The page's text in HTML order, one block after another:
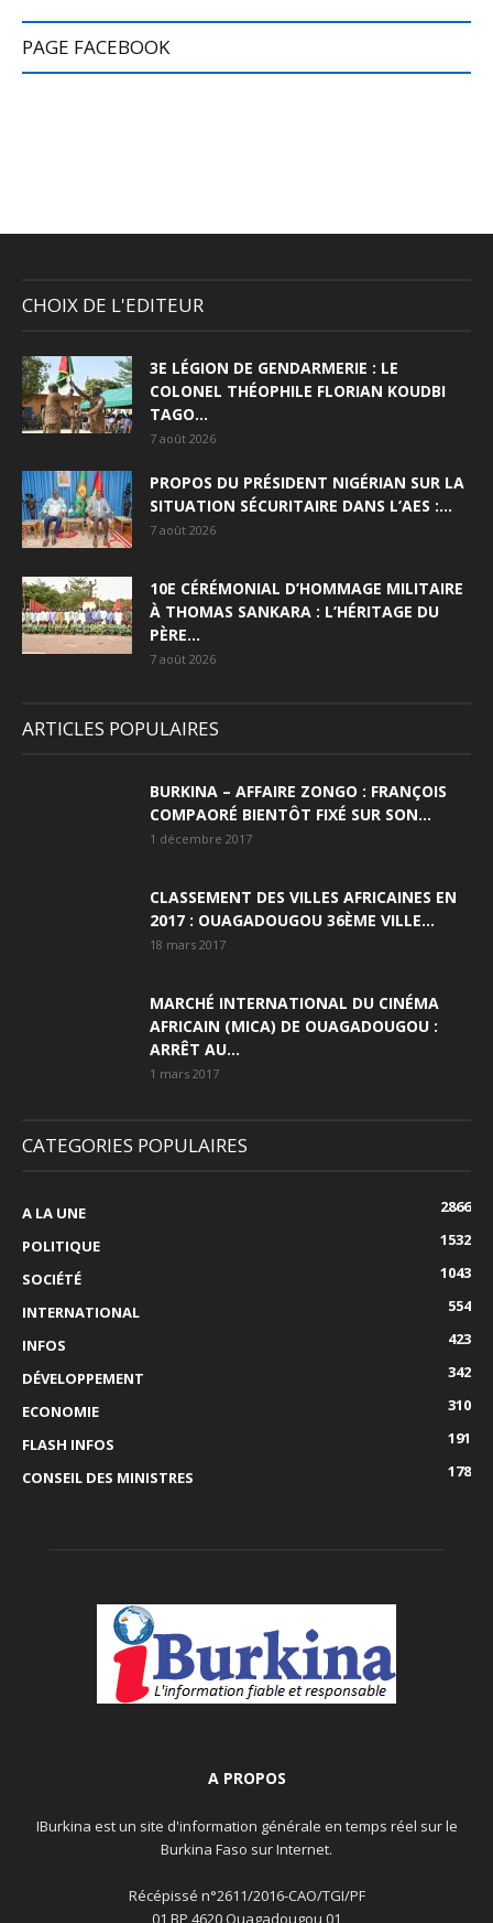
PAGE FACEBOOK
CHOIX DE L'EDITEUR
3E LÉGION DE GENDARMERIE : LE
COLONEL THÉOPHILE FLORIAN KOUDBI
TAGO...
7 août 2026
PROPOS DU PRÉSIDENT NIGÉRIAN SUR LA
SITUATION SÉCURITAIRE DANS L’AES :...
7 août 2026
10E CÉRÉMONIAL D’HOMMAGE MILITAIRE
À THOMAS SANKARA : L’HÉRITAGE DU
PÈRE...
7 août 2026
ARTICLES POPULAIRES
BURKINA – AFFAIRE ZONGO : FRANÇOIS
COMPAORÉ BIENTÔT FIXÉ SUR SON...
1 décembre 2017
CLASSEMENT DES VILLES AFRICAINES EN
2017 : OUAGADOUGOU 36ÈME VILLE...
18 mars 2017
MARCHÉ INTERNATIONAL DU CINÉMA
AFRICAIN (MICA) DE OUAGADOUGOU :
ARRÊT AU...
1 mars 2017
CATEGORIES POPULAIRES
A LA UNE
2866
POLITIQUE
1532
SOCIÉTÉ
1043
INTERNATIONAL
554
INFOS
423
DÉVELOPPEMENT
342
ECONOMIE
310
FLASH INFOS
191
CONSEIL DES MINISTRES
178
A PROPOS
IBurkina est un site d'information générale en temps réel sur le
Burkina Faso sur Internet.
Récépissé n°2611/2016-CAO/TGI/PF
01 BP 4620 Ouagadougou 01